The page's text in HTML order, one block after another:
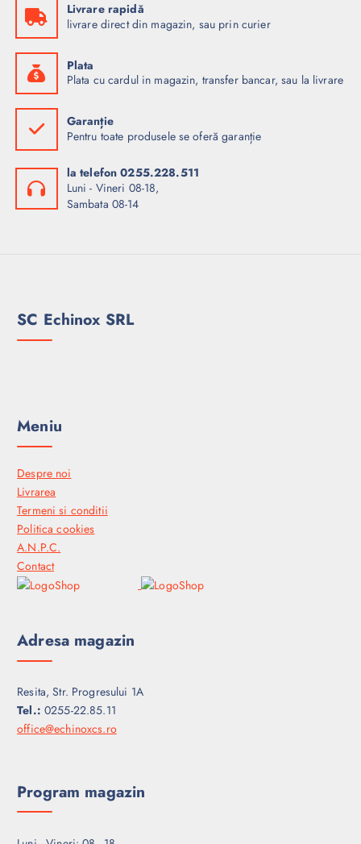
Livrare rapidă
livrare direct din magazin, sau prin curier
Plata
Plata cu cardul in magazin, transfer bancar, sau la livrare
Garanție
Pentru toate produsele se oferă garanție
la telefon 0255.228.511
Luni - Vineri 08-18,
Sambata 08-14
SC Echinox SRL
Meniu
Despre noi
Livrarea
Termeni si conditii
Politica cookies
A.N.P.C.
Contact
Adresa magazin
Resita, Str. Progresului 1A
Tel.: 0255-22.85.11
office@echinoxcs.ro
Program magazin